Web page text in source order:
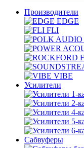
Производители
EDGE
FLI
VIBE
Усилители
Сабвуферы